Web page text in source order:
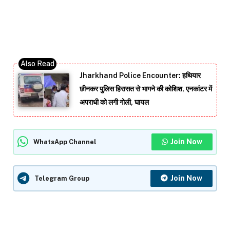
Jharkhand Police Encounter: हथियार
छीनकर पुलिस हिरासत से भागने की कोशिश, एनकांटर में
अपराधी को लगी गोली, घायल
WhatsApp Channel Join Now
Telegram Group Join Now